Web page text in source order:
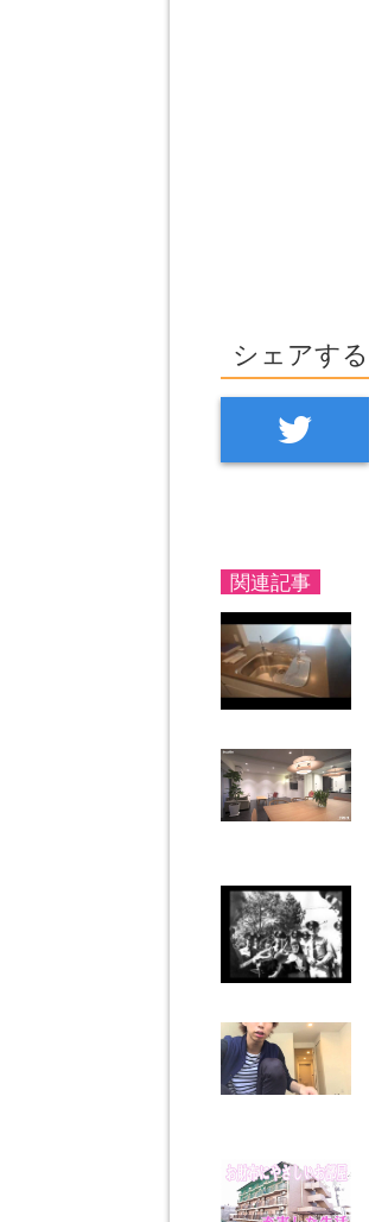
シェアする
twitter
関連記事